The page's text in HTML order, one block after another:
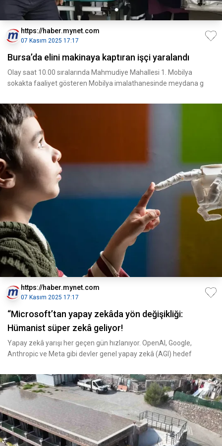
https://haber.mynet.com
07 Kasım 2025 17:17
Bursa’da elini makinaya kaptıran işçi yaralandı
Olay saat 10.00 sıralarında Mahmudiye Mahallesi 1. Mobilya
sokakta faaliyet gösteren Mobilya imalathanesinde meydana g
https://haber.mynet.com
07 Kasım 2025 17:17
“Microsoft’tan yapay zekâda yön değişikliği:
Hümanist süper zekâ geliyor!
Yapay zekâ yarışı her geçen gün hızlanıyor. OpenAI, Google,
Anthropic ve Meta gibi devler genel yapay zekâ (AGI) hedef